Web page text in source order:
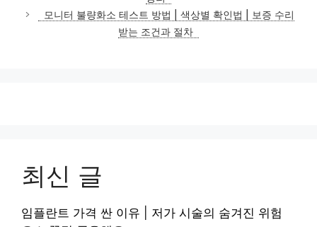
리
모니터 불량화소 테스트 방법 | 색상별 확인법 | 보증 수리
받는 조건과 절차
최신 글
임플란트 가격 싼 이유 | 저가 시술의 숨겨진 위험